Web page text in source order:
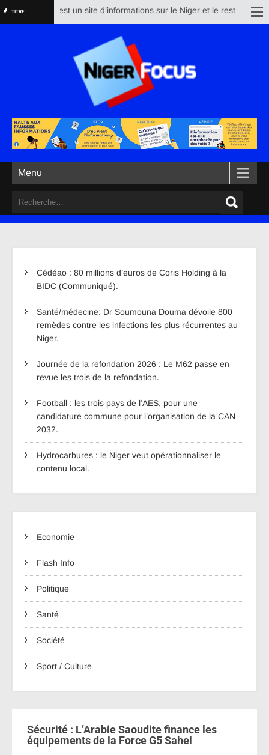
TITRE
Nigerfocus est un site d’informations sur le Niger et le reste du
Menu
Cédéao : 80 millions d’euros de Coris Holding à la
BIDC (Communiqué).
Santé/médecine: Dr Soumouna Douma dévoile 800
remèdes contre les infections les plus récurrentes au
Niger.
Journée de la refondation 2026 : Le M62 passe en
revue les trois de la refondation.
Football : les trois pays de l’AES, pour une
candidature commune pour l’organisation de la CAN
2032.
Hydrocarbures : le Niger veut opérationnaliser le
contenu local.
Economie
Flash Info
Politique
Santé
Société
Sport / Culture
Sécurité : L’Arabie Saoudite finance les
équipements de la Force G5 Sahel